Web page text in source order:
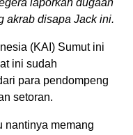
laporkan dugaan
akrab disapa Jack ini.
(KAI) Sumut ini
ini sudah
para pendompeng
setoran.
nantinya memang